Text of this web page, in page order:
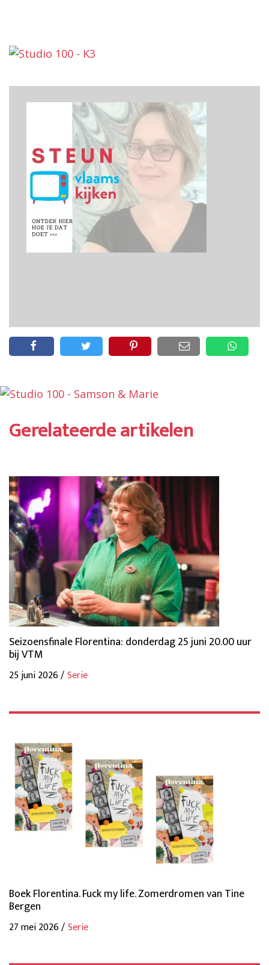
Gerelateerde artikelen
Seizoensfinale Florentina: donderdag 25 juni 20.00 uur
bij VTM
25 juni 2026 /Serie
Boek Florentina. Fuck my life. Zomerdromen van Tine
Bergen
27 mei 2026 /Serie